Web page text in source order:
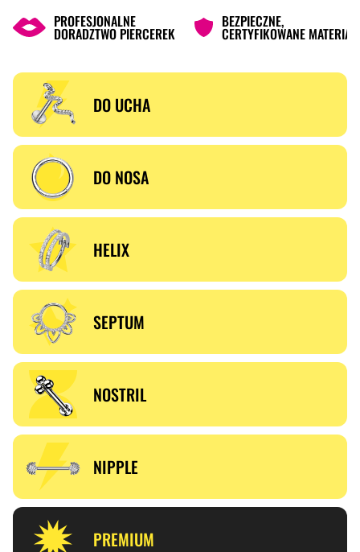
PROFESJONALNE
DORADZTWO PIERCEREK
BEZPIECZNE,
CERTYFIKOWANE
KUPUJ WEDŁUG KATEGORII
DO UCHA
DO NOSA
HELIX
SEPTUM
NOSTRIL
NIPPLE
PREMIUM